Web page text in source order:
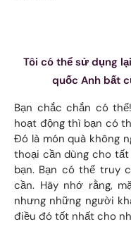
Tôi có thể sử dụng
quốc Anh bất
Bạn chắc chắn có
hoạt động thì bạn có
Đó là món quà không
thoại cần dùng cho
bạn. Bạn có thể truy
cần. Hãy nhớ rằng,
nhưng những người
điều đó tốt nhất cho